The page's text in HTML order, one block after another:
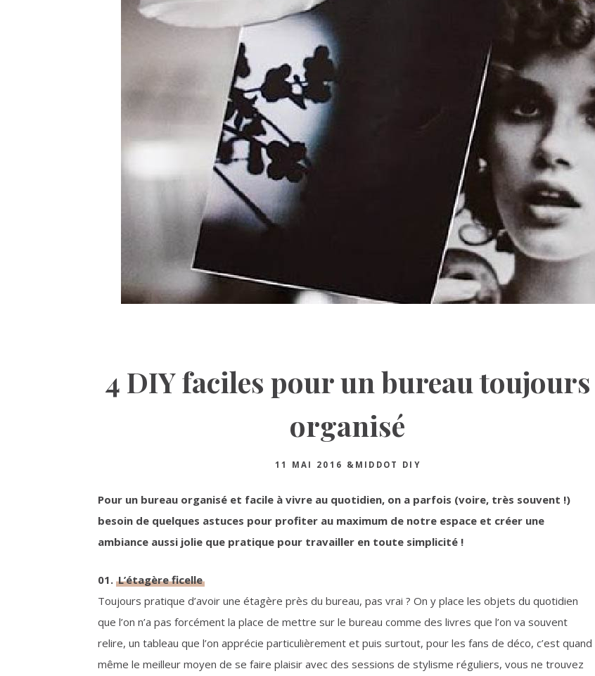
4 DIY faciles pour un bureau toujours
organisé
11 MAI 2016 &MIDDOT DIY
Pour un bureau organisé et facile à vivre au quotidien, on a parfois (voire, très souvent !)
besoin de quelques astuces pour profiter au maximum de notre espace et créer une
ambiance aussi jolie que pratique pour travailler en toute simplicité !
01.L’étagère ficelle
Toujours pratique d’avoir une étagère près du bureau, pas vrai ? On y place les objets du quotidien
que l’on n’a pas forcément la place de mettre sur le bureau comme des livres que l’on va souvent
relire, un tableau que l’on apprécie particulièrement et puis surtout, pour les fans de déco, c’est quand
même le meilleur moyen de se faire plaisir avec des sessions de stylisme réguliers, vous ne trouvez